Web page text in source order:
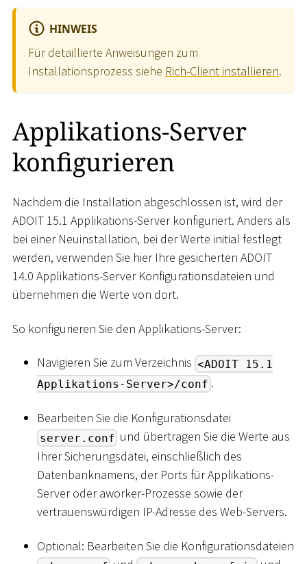
HINWEIS
Für detaillierte Anweisungen zum
Installationsprozess siehe Rich-Client installieren.
Applikations-Server
konfigurieren
Nachdem die Installation abgeschlossen ist, wird der
ADOIT 15.1 Applikations-Server konfiguriert. Anders als
bei einer Neuinstallation, bei der Werte initial festlegt
werden, verwenden Sie hier Ihre gesicherten ADOIT
14.0 Applikations-Server Konfigurationsdateien und
übernehmen die Werte von dort.
So konfigurieren Sie den Applikations-Server:
Navigieren Sie zum Verzeichnis <ADOIT 15.1
Applikations-Server>/conf .
Bearbeiten Sie die Konfigurationsdatei
server.conf und übertragen Sie die Werte aus
Ihrer Sicherungsdatei, einschließlich des
Datenbanknamens, der Ports für Applikations-
Server oder aworker-Prozesse sowie der
vertrauenswürdigen IP-Adresse des Web-Servers.
Optional: Bearbeiten Sie die Konfigurationsdateien